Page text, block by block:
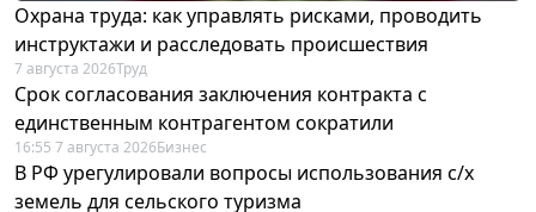
Охрана труда: как управлять рисками, проводить
инструктажи и расследовать происшествия
7 августа 2026Труд
Срок согласования заключения контракта с
единственным контрагентом сократили
16:55 7 августа 2026Бизнес
В РФ урегулировали вопросы использования с/х
земель для сельского туризма